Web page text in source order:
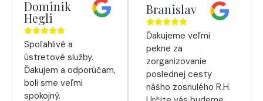
Dominik
Hegli
Spoľahlivé a
ústretové služby.
Ďakujem a odporúčam,
boli sme veľmi
spokojný.
Branislav
Ďakujeme veľmi
pekne za
zorganizovanie
poslednej cesty
nášho zosnulého R.H.